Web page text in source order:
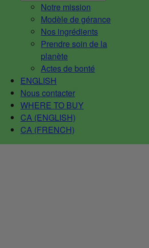
Notre mission
Modèle de gérance
Nos ingrédients
Prendre soin de la
planète
Actes de bonté
ENGLISH
Nous contacter
WHERE TO BUY
CA (ENGLISH)
CA (FRENCH)